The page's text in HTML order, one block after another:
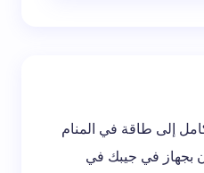
إلى طاقة في المنام
بجهاز في جيبك في